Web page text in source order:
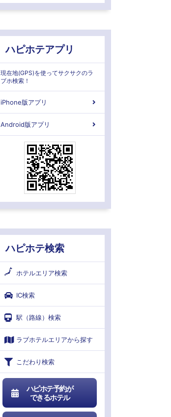
ハピホテアプリ
現在地(GPS)を使ってサクサクのラ
ブホ検索！
iPhone版アプリ
Android版アプリ
ハピホテ検索
ホテルエリア検索
IC検索
駅（路線）検索
ラブホテルエリアから探す
こだわり検索
ハピホテ予約が
できるホテル